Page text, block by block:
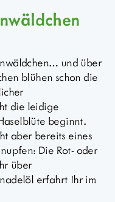
und über
blühen schon die
die leidige
beginnt.
aber bereits eines
Die Rot- oder
über
erfahrt Ihr im